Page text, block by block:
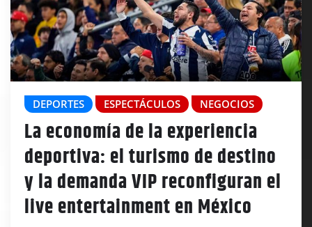
DEPORTES ESPECTÁCULOS NEGOCIOS
La economía de la experiencia
deportiva: el turismo de destino
y la demanda VIP reconfiguran el
live entertainment en México